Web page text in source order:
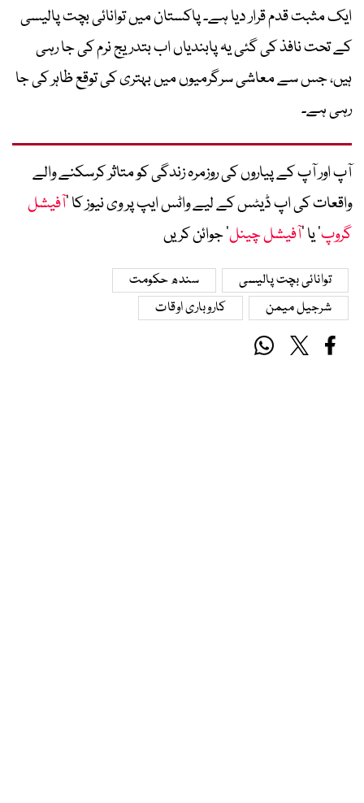
ایک مثبت قدم قرار دیا ہے۔ پاکستان میں توانائی بچت پالیسی
کے تحت نافذ کی گئی یہ پابندیاں اب بتدریج نرم کی جا رہی
ہیں، جس سے معاشی سرگرمیوں میں بہتری کی توقع ظاہر کی جا
رہی ہے۔
آپ اور آپ کے پیاروں کی روزمرہ زندگی کو متاثر کرسکنے والے
واقعات کی اپ ڈیٹس کے لیے واٹس ایپ پر وی نیوز کا ’آفیشل
گروپ‘ یا ’آفیشل چینل‘ جوائن کریں
توانائی بچت پالیسی
سندھ حکومت
شرجیل میمن
کاروباری اوقات